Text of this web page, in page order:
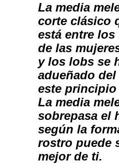
La media
corte clásico
está entre
de las
y los lobs se
adueñado
este
La media
sobrepasa el
según la
rostro puede
mejor de ti.